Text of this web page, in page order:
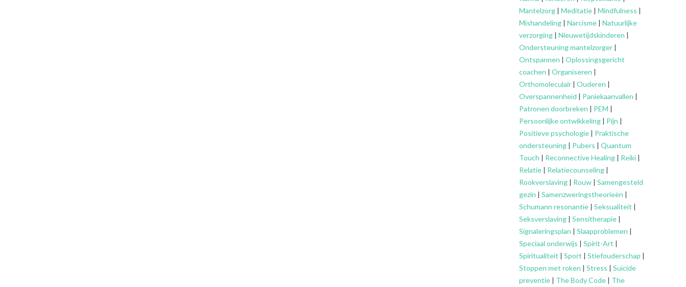
Mantelzorg | Meditatie | Mindfulness |
Mishandeling | Narcisme | Natuurlijke
verzorging | Nieuwetijdskinderen |
Ondersteuningmantelzorger |
Ontspannen | Oplossingsgericht
coachen | Organiseren |
Orthomoleculair | Ouderen |
Overspannenheid | Paniekaanvallen |
Patronen doorbreken | PEM |
Persoonlijke ontwikkeling | Pijn |
Positieve psychologie | Praktische
ondersteuning | Pubers | Quantum
Touch | Reconnective Healing | Reiki |
Relatie | Relatiecounseling |
Rookverslaving | Rouw | Samengesteld
gezin | Samenzweringstheorieën |
Schumann resonantie | Seksualiteit |
Seksverslaving | Sensitherapie |
Signaleringsplan | Slaapproblemen |
Speciaal onderwijs | Spirit-Art |
Spiritualiteit | Sport | Stiefouderschap |
Stoppen met roken | Stress | Suïcide
preventie | The Body Code | The